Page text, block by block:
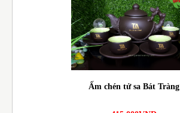
Ấm chén tử sa Bát Tràng